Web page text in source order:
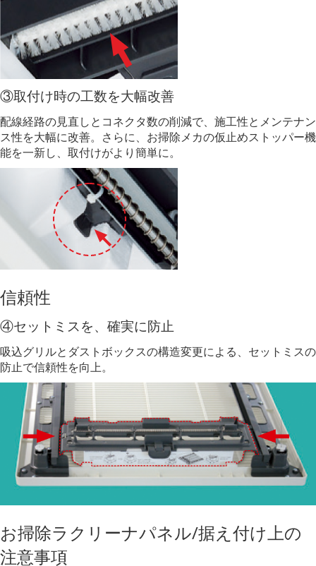
③取付け時の工数を大幅改善
配線経路の⾒直しとコネクタ数の削減で、施工性とメンテナン
ス性を大幅に改善。さらに、お掃除メカの仮止めストッパー機
能を⼀新し、取付けがより簡単に。
信頼性
④セットミスを、確実に防止
吸込グリルとダストボックスの構造変更による、セットミスの
防止で信頼性を向上。
お掃除ラクリーナパネル/据え付け上の
注意事項